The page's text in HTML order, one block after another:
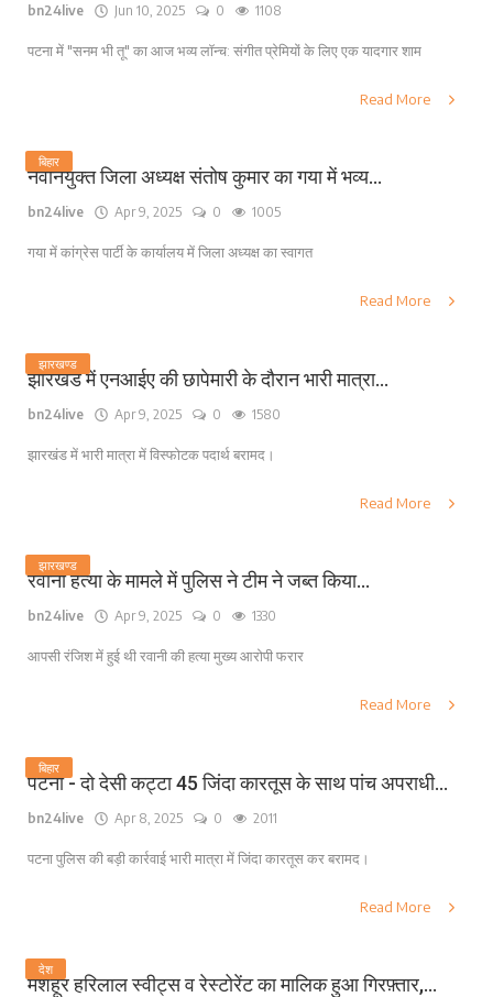
bn24live Jun 10, 2025 0 1108
पटना में "सनम भी तू" का आज भव्य लॉन्च: संगीत प्रेमियों के लिए एक यादगार शाम
Read More
बिहार
नवनियुक्त जिला अध्यक्ष संतोष कुमार का गया में भव्य...
bn24live Apr 9, 2025 0 1005
गया में कांग्रेस पार्टी के कार्यालय में जिला अध्यक्ष का स्वागत
Read More
झारखण्ड
झारखंड में एनआईए की छापेमारी के दौरान भारी मात्रा...
bn24live Apr 9, 2025 0 1580
झारखंड में भारी मात्रा में विस्फोटक पदार्थ बरामद।
Read More
झारखण्ड
रवानी हत्या के मामले में पुलिस ने टीम ने जब्त किया...
bn24live Apr 9, 2025 0 1330
आपसी रंजिश में हुई थी रवानी की हत्या मुख्य आरोपी फरार
Read More
बिहार
पटना - दो देसी कट्टा 45 जिंदा कारतूस के साथ पांच अपराधी...
bn24live Apr 8, 2025 0 2011
पटना पुलिस की बड़ी कार्रवाई भारी मात्रा में जिंदा कारतूस कर बरामद।
Read More
देश
मशहूर हरिलाल स्वीट्स व रेस्टोरेंट का मालिक हुआ गिरफ़्तार,...